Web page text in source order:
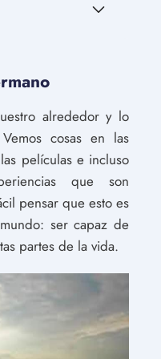
alrededor y lo
cosas en las
películas e incluso
que son
pensar que esto es
ser capaz de
partes de la vida.